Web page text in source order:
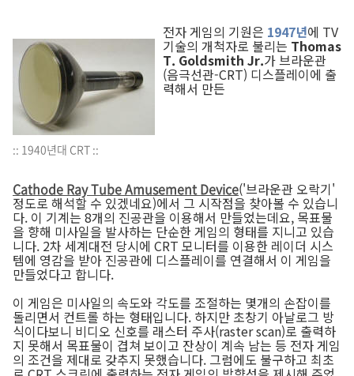
:: 1940년대 CRT ::
전자 게임의 기원은 1947년에 TV
기술의 개척자로 불리는 Thomas
T. Goldsmith Jr.가 브라운관
(음극선관-CRT) 디스플레이에 출
력해서 만든
Cathode Ray Tube Amusement Device('브라운관 오락기'
정도로 해석할 수 있겠네요)에서 그 시작점을 찾아볼 수 있습니
다. 이 기계는 8개의 진공관을 이용해서 만들었는데요, 목표물
을 향해 미사일을 발사하는 단순한 게임의 형태를 지니고 있습
니다. 2차 세계대전 당시에 CRT 모니터를 이용한 레이더 시스
템에 영감을 받아 진공관에 디스플레이를 연결해서 이 게임을
만들었다고 합니다.
이 게임은 미사일의 속도와 각도를 조절하는 몇개의 손잡이를
돌리면서 컨트롤 하는 형태입니다. 하지만 초창기 아날로그 방
식이다보니 비디오 신호를 래스터 주사(raster scan)로 출력하
지 못해서 목표물이 겹쳐 보이고 잔상이 계속 남는 등 전자 게임
의 조건을 제대로 갖추지 못했습니다. 그럼에도 불구하고 최초